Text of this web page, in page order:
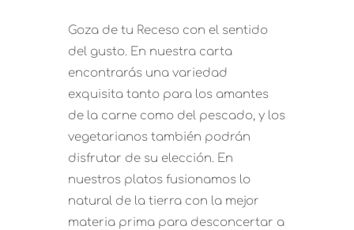
Goza de tu Receso con el sentido
del gusto. En nuestra carta
encontrarás una variedad
exquisita tanto para los amantes
de la carne como del pescado, y los
vegetarianos también podrán
disfrutar de su elección. En
nuestros platos fusionamos lo
natural de la tierra con la mejor
materia prima para desconcertar a